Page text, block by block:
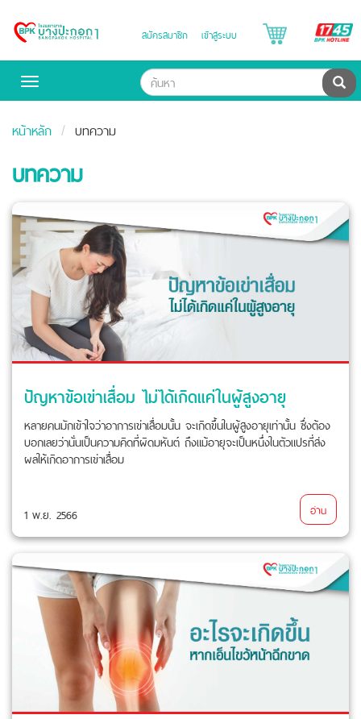
Bangpakok
สมัครสมาชิก เข้าสู่ระบบ
Toggle
ค้น
หน้าหลัก บทความ
บทความ
ปัญหาข้อเข่าเสื่อม ไม่ได้เกิดแค่ในผู้สูงอายุ
หลายคนมักเข้าใจว่าอาการเข่าเสื่อมนั้น จะเกิดขึ้นในผู้สูงอายุเท่านั้น ซึ่งต้อง
บอกเลยว่านั่นเป็นความคิดที่ผิดมหันต์ ถึงแม้อายุจะเป็นหนึ่งในตัวแปรที่ส่ง
ผลให้เกิดอาการเข่าเสื่อม
1 พ.ย. 2566 อ่าน